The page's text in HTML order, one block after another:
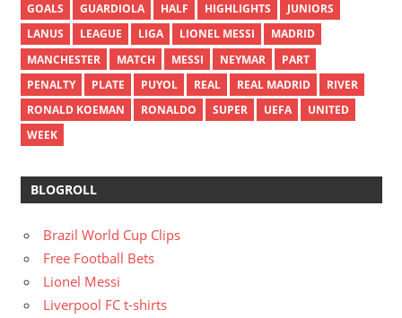
GOALS
GUARDIOLA HALF HIGHLIGHTS
JUNIORS
LANUS
LEAGUE LIGA LIONEL MESSI
MADRID
MANCHESTER
MATCH MESSI NEYMAR
PART
PENALTY
PLATE PUYOL REAL REAL MADRID
RIVER
RONALD KOEMAN
RONALDO SUPER UEFA
UNITED
WEEK
BLOGROLL
Brazil World Cup Clips
Free Football Bets
Lionel Messi
Liverpool FC t-shirts